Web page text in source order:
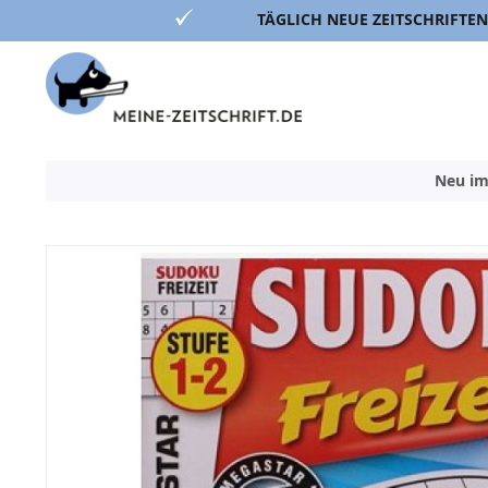
TÄGLICH NEUE ZEITSCHRIFTEN
Inhalt
Neu